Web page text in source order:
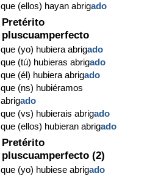
que (ellos) hayan abrigado
Pretérito
pluscuamperfecto
que (yo) hubiera abrigado
que (tú) hubieras abrigado
que (él) hubiera abrigado
que (ns) hubiéramos
abrigado
que (vs) hubierais abrigado
que (ellos) hubieran abrigado
Pretérito
pluscuamperfecto (2)
que (yo) hubiese abrigado